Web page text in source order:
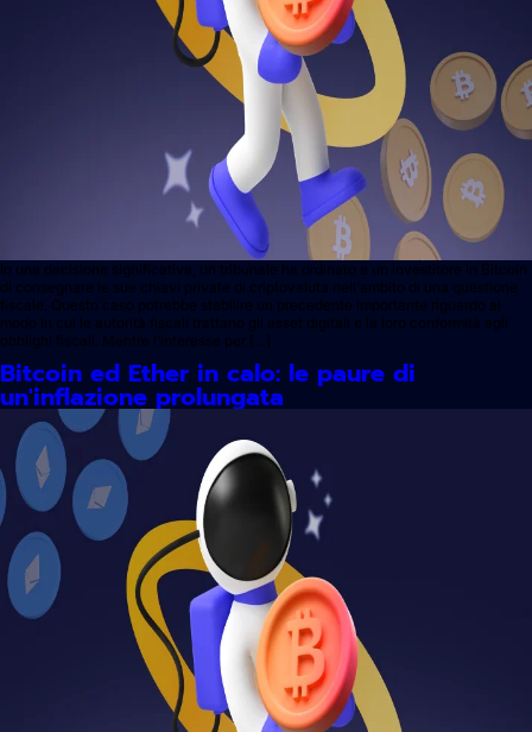
In una decisione significativa, un tribunale ha ordinato a un investitore in Bitcoin
di consegnare le sue chiavi private di criptovaluta nell'ambito di una questione
fiscale. Questo caso potrebbe stabilire un precedente importante riguardo al
modo in cui le autorità fiscali trattano gli asset digitali e la loro conformità agli
obblighi fiscali. Mentre l'interesse per […]
Bitcoin ed Ether in calo: le paure di
un'inflazione prolungata